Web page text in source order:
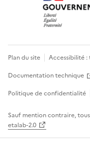
Plan du site Accessibilité
Documentation technique
Politique de confidentialité
Sauf mention contraire,
etalab-2.0